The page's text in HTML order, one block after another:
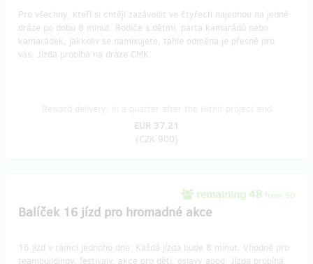
Pro všechny, kteří si chtějí zazávodit ve čtyřech najednou na jedné
dráze po dobu 8 minut. Rodiče s dětmi, parta kamarádů nebo
kamarádek, jakkoliv se namixujete, tahle odměna je přesně pro
vás. Jízda probíhá na dráze CMK.
EUR 37.21
(CZK 900)
remaining 48 from 50
Balíček 16 jízd pro hromadné akce
16 jízd v rámci jednoho dne. Každá jízda bude 8 minut. Vhodné pro
teambuildingy, festivaly, akce pro děti, oslavy apod. Jízda probíhá